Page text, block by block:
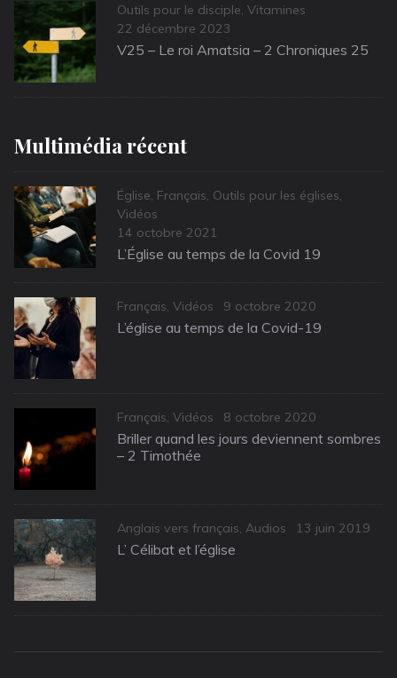
Categories
Outils pour le disciple, Vitamines
Posted
on
22 décembre 2023
V25 – Le roi Amatsia – 2 Chroniques 25
Multimédia récent
Categories
Église, Français, Outils pour les églises,
Vidéos
Posted
on
14 octobre 2021
L’Église au temps de la Covid 19
Categories
Français, Vidéos
Posted
on
9 octobre 2020
L’église au temps de la Covid-19
Categories
Français, Vidéos
Posted
on
8 octobre 2020
Briller quand les jours deviennent sombres
– 2 Timothée
Categories
Anglais vers français, Audios
Posted
13 juin 2019
L’ Célibat et l’église